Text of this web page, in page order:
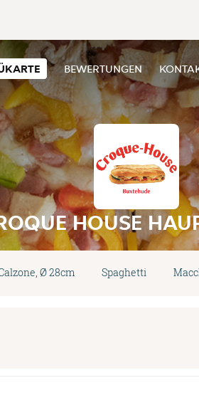
BEWERTUNGEN
HOUSE
Ø 28cm Spaghetti